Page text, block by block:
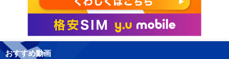
おすすめ動画